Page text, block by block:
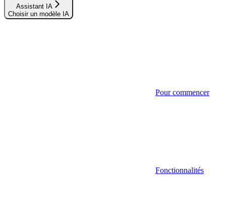
Assistant IA
Choisir un modèle IA
Pour commencer
Fonctionnalités